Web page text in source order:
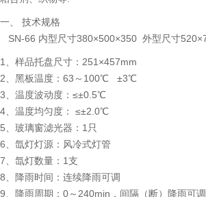
一、 技术规格
SN-66 内型尺寸380×500×350 外型尺寸
1、样品托盘尺寸：251×457mm
2、黑板温度：63～100℃ ±3℃
3、温度波动度：≤±0.5℃
4、温度均匀度： ≤±2.0℃
5、玻璃窗滤光器：1只
6、氙灯灯源：风冷式灯管
7、氙灯数量：1支
8、降雨时间：连续降雨可调
9、降雨周期：0～240min，间隔（断）降雨可调